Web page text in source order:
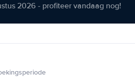
2026 - profiteer vandaag nog!